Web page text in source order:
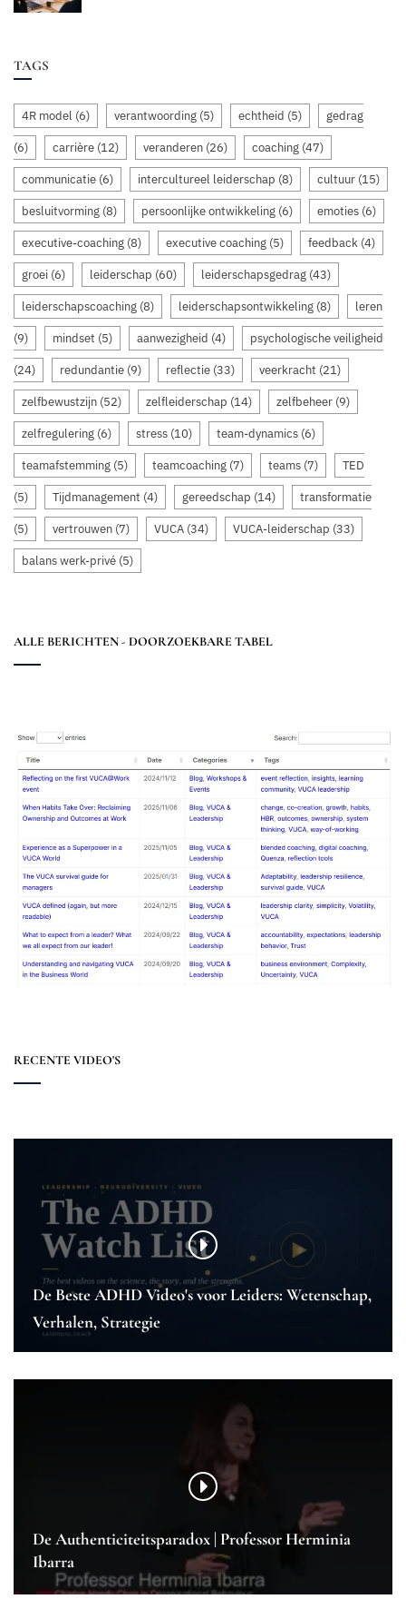
TAGS
4R model (6) verantwoording (5) echtheid (5) gedrag
(6) carrière (12) veranderen (26) coaching (47)
communicatie (6) intercultureel leiderschap (8) cultuur (15)
besluitvorming (8) persoonlijke ontwikkeling (6) emoties (6)
executive-coaching (8) executive coaching (5) feedback (4)
groei (6) leiderschap (60) leiderschapsgedrag (43)
leiderschapscoaching (8) leiderschapsontwikkeling (8) leren
(9) mindset (5) aanwezigheid (4) psychologische veiligheid
(24) redundantie (9) reflectie (33) veerkracht (21)
zelfbewustzijn (52) zelfleiderschap (14) zelfbeheer (9)
zelfregulering (6) stress (10) team-dynamics (6)
teamafstemming (5) teamcoaching (7) teams (7) TED
(5) Tijdmanagement (4) gereedschap (14) transformatie
(5) vertrouwen (7) VUCA (34) VUCA-leiderschap (33)
balans werk-privé (5)
ALLE BERICHTEN - DOORZOEKBARE TABEL
RECENTE VIDEO'S
De Beste ADHD Video's voor Leiders: Wetenschap,
Verhalen, Strategie
De Authenticiteitsparadox | Professor Herminia
Ibarra